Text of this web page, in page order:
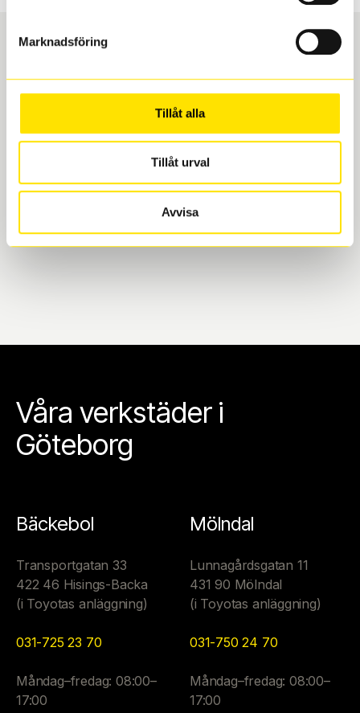
Marknadsföring
Tillåt alla
Tillåt urval
Avvisa
Boka och hämta hos Däckspecialen
När du beställer dina nya däck eller fälgar hos oss
levereras de direkt till någon av våra däckverkstäder i
Göteborg. Välj mellan Hisingen (Bäckebol) eller
Mölndal. I beställningen anger du datum och tid för
vi till att de uppfyller alla krav för en säker körning.
Våra verkstäder i
Göteborg
Bäckebol
Transportgatan 33
422 46 Hisings-Backa
(i Toyotas anläggning)
031-725 23 70
Måndag–fredag: 08:00–
17:00
Mölndal
Lunnagårdsgatan 11
431 90 Mölndal
(i Toyotas anläggning)
031-750 24 70
Måndag–fredag: 08:00–
17:00